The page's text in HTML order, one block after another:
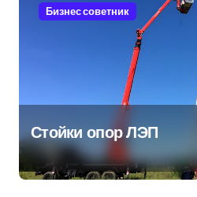
Бизнес советник
Стойки опор ЛЭП